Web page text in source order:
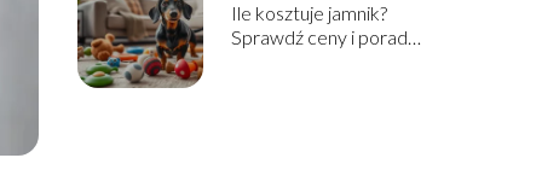
Ile kosztuje jamnik?
Sprawdź ceny i porady